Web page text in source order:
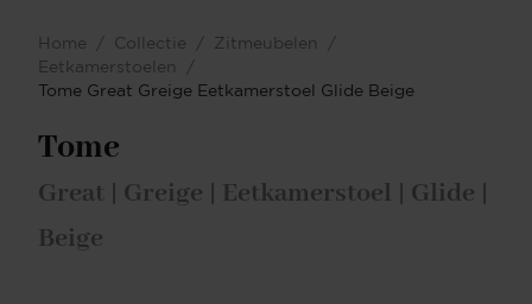
Home / Collectie / Zitmeubelen
/
Eetkamerstoelen
/
Tome Great Greige Eetkamerstoel Glide Beige
Tome
Great | Greige | Eetkamerstoel | Glide |
Beige